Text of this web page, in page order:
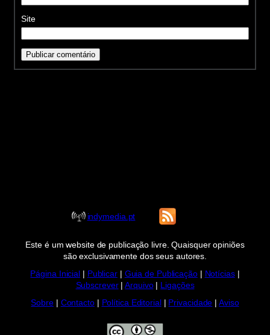
Site
indymedia.pt
Este é um website de publicação livre. Quaisquer opiniões
são exclusivamente dos seus autores.
Página Inicial
Publicar| Guia de Publicação| Notícias|
Subscrever|Arquivo|
Ligações
Sobre| Contacto| Política Editorial Privacidade |Aviso